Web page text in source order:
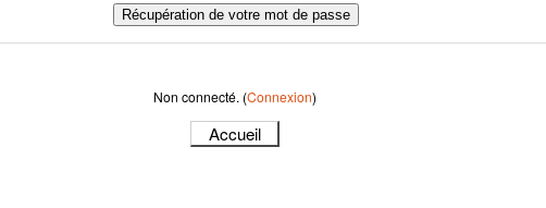
Non connecté. (Connexion)
Accueil